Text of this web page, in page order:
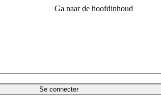
Ga naar de hoofdinhoud
Se connecter